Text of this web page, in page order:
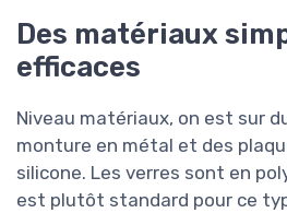
Des matériaux
efficaces
Niveau matériaux, on est sur
monture en métal et des
silicone. Les verres sont en
est plutôt standard pour ce